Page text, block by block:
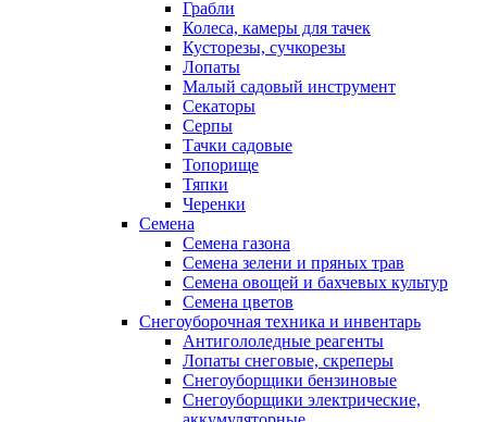
Грабли
Колеса, камеры для тачек
Кусторезы, сучкорезы
Лопаты
Малый садовый инструмент
Секаторы
Серпы
Тачки садовые
Топорище
Тяпки
Черенки
Семена
Семена газона
Семена зелени и пряных трав
Семена овощей и бахчевых культур
Семена цветов
Снегоуборочная техника и инвентарь
Антигололедные реагенты
Лопаты снеговые, скреперы
Снегоуборщики бензиновые
Снегоуборщики электрические,